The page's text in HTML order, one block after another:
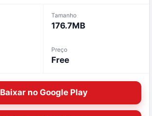
Tamanho
176.7MB
Preço
Free
Baixar no Google Play